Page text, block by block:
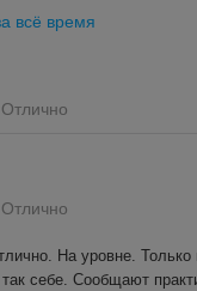
всё время
Отлично
Отлично
На уровне. Только
себе. Сообщают